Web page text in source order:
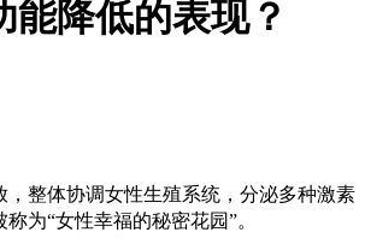
能降低的表现？
体协调女性生殖系统，分泌多种激素
为“女性幸福的秘密花园”。